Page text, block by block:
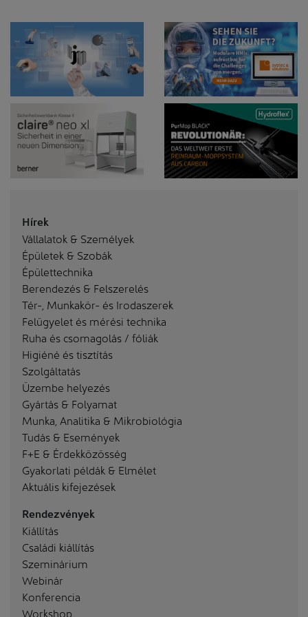
Hírek
Vállalatok & Személyek
Épületek & Szobák
Épülettechnika
Berendezés & Felszerelés
Tér-, Munkakör- és Irodaszerek
Felügyelet és mérési technika
Ruha és csomagolás / fóliák
Higiéné és tisztítás
Szolgáltatás
Üzembe helyezés
Gyártás & Folyamat
Munka, Analitika & Mikrobiológia
Tudás & Események
F+E & Érdekközösség
Gyakorlati példák & Elmélet
Aktuális kifejezések
Rendezvények
Kiállítás
Családi kiállítás
Szeminárium
Webinár
Konferencia
Workshop